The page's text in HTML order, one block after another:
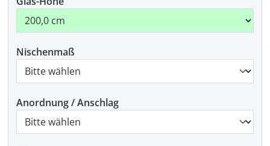
Nischenmaß
Anordnung / Anschlag